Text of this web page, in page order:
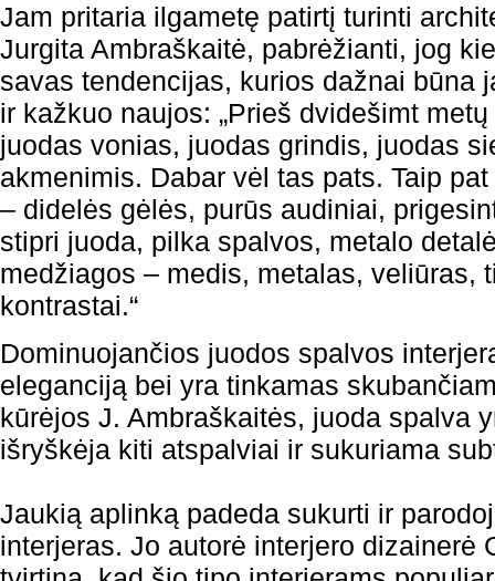
Jam pritaria ilgametę patirtį turinti
Jurgita Ambraškaitė, pabrėžianti, jog
savas tendencijas, kurios dažnai būna
ir kažkuo naujos: „Prieš dvidešimt
juodas vonias, juodas grindis, juodas
akmenimis. Dabar vėl tas pats. Taip
– didelės gėlės, purūs audiniai,
stipri juoda, pilka spalvos, metalo
medžiagos – medis, metalas, veliūras,
kontrastai.“
Dominuojančios juodos spalvos
eleganciją bei yra tinkamas
kūrėjos J. Ambraškaitės, juoda spalva
išryškėja kiti atspalviai ir sukuriama
Jaukią aplinką padeda sukurti ir
interjeras. Jo autorė interjero dizainerė